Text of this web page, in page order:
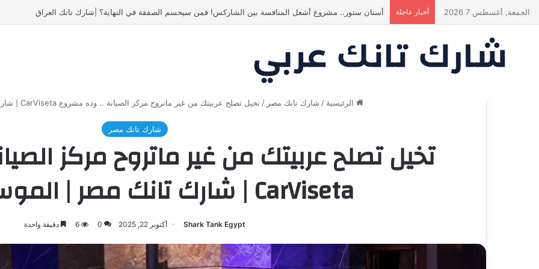
الجمعة, أغسطس 7 2026 أخبار عاجلة ياسين منصور كان ليه رأي تاني خالص! انبهر بالفكرة وآمن برائد الأعمال
الرئيسية / شارك تانك مصر / تخيل تصلح عربيتك من غير ماتروح مركز الصيانة .. وده مشروع CarViseta | شارك تانك مصر | الموسم الرابع
شارك تانك مصر
تخيل تصلح عربيتك من غير ماتروح مركز
CarViseta | شارك تانك مصر | الموسم الرابع
Shark Tank Egypt أكتوبر 22, 2025 0
6 دقيقة واحدة